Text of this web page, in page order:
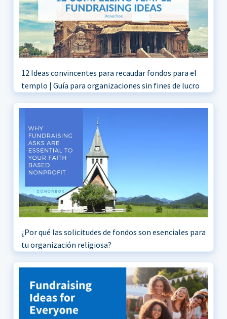
12 Ideas convincentes para recaudar fondos para el
templo | Guía para organizaciones sin fines de lucro
¿Por qué las solicitudes de fondos son esenciales para
tu organización religiosa?